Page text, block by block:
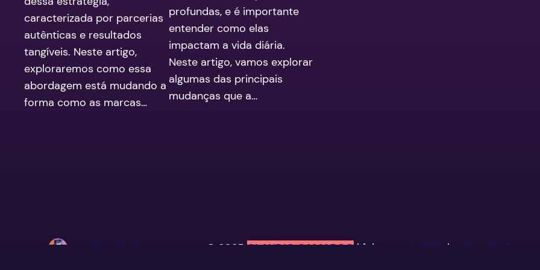
caracterizada por parcerias
autênticas e resultados
tangíveis. Neste artigo,
exploraremos como essa
abordagem está mudando a
forma como as marcas…
profundas, e é importante
entender como elas
impactam a vida diária.
Neste artigo, vamos explorar
algumas das principais
mudanças que a…
Claudio Camargo © 2025 CLAUDIO CAMARGO | feito por AgDSN , by Claudio